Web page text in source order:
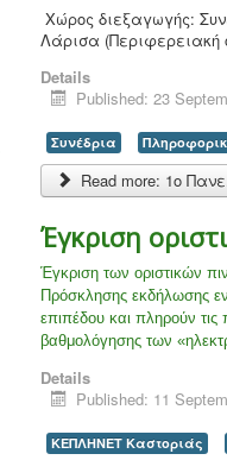
Χώρος διεξαγωγής:
Λάρισα (Περιφερειακή
Details
Published: 23
Συνέδρια
Read more: 1ο
Έγκριση
Έγκριση των οριστικών
Πρόσκλησης εκδήλωσης
επιπέδου και πληρούν
βαθμολόγησης των
Details
Published: 11
ΚΕΠΛΗΝΕΤ Καστοριάς